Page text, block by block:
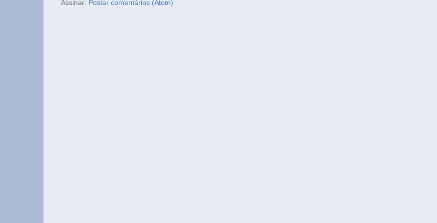
Assinar: Postar comentários (Atom)